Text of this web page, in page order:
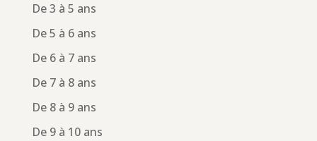
De 3 à 5 ans
De 5 à 6 ans
De 6 à 7 ans
De 7 à 8 ans
De 8 à 9 ans
De 9 à 10 ans